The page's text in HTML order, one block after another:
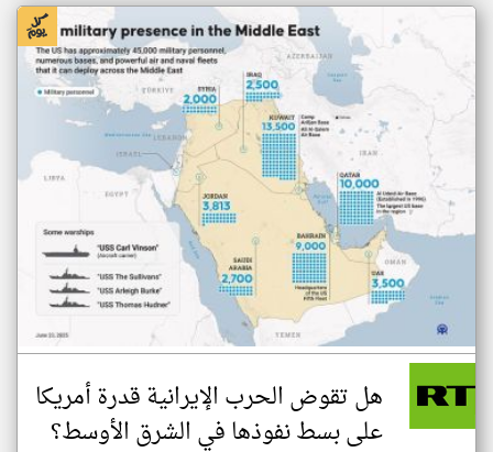
هل تقوض الحرب الإيرانية قدرة أمريكا
على بسط نفوذها في الشرق الأوسط؟